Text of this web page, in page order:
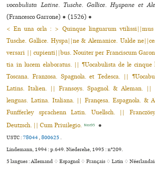
vocabulista Latine. Tusche. Gallice. Hyspane et
(Francesco Garrone) ● (1526) ●
< En una orla : > Quinque linguarum vtilissi||mus
Tusche. Gallice. Hyspa||ne & Alemanice. Ualde
versari || cupienti||bus. Nouiter per Franciscum
tia in lucem elaboratus. || ¶Uocabulista de le cinque
Toscana. Franzosa. Spagnola. et Tedesca. ||
Latins. Italien. || Fransoys. Spagnol. & Aleman. ||
lenguas. Latina. Italiana. || Françesa. Espagnola. &
Funfferley sprachenn Latin. Uuellsch. ||
Deutzsch. || Cum Priuilegio. Niede95 ●
USTC :78044,800625.
Lindemann, 1994 : p.649. Niederehe, 1995 : n°209.
5 langues :Allemand ♢Espagnol ♢Français ♢Latin ♢